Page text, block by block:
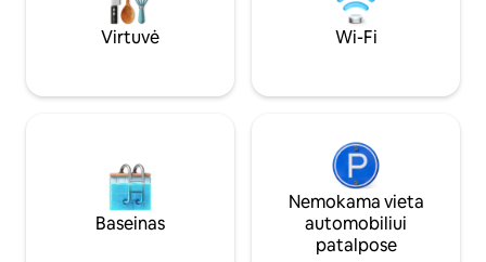
parą iki 10 minučių pėsčiomis.
Virtuvė Wi-Fi
Baseinas
Nemokama vieta
automobiliui
patalpose